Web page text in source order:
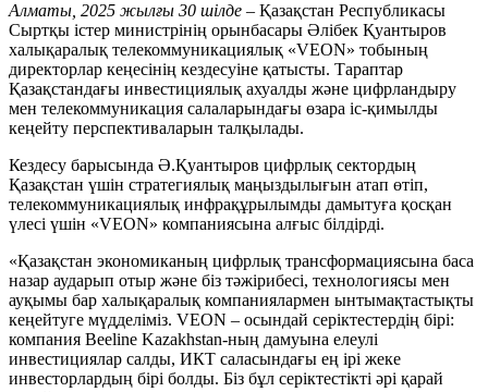
Алматы, 2025 жылғы 30 шілде – Қазақстан Республикасы
Сыртқы істер министрінің орынбасары Әлібек Қуантыров
халықаралық телекоммуникациялық «VEON» тобының
директорлар кеңесінің кездесуіне қатысты. Тараптар
Қазақстандағы инвестициялық ахуалды және цифрландыру
мен телекоммуникация салаларындағы өзара іс-қимылды
кеңейту перспективаларын талқылады.
Кездесу барысында Ә.Қуантыров цифрлық сектордың
Қазақстан үшін стратегиялық маңыздылығын атап өтіп,
телекоммуникациялық инфрақұрылымды дамытуға қосқан
үлесі үшін «VEON» компаниясына алғыс білдірді.
«Қазақстан экономиканың цифрлық трансформациясына баса
назар аударып отыр және біз тәжірибесі, технологиясы мен
ауқымы бар халықаралық компаниялармен ынтымақтастықты
кеңейтуге мүдделіміз. VEON – осындай серіктестердің бірі:
компания Beeline Kazakhstan-ның дамуына елеулі
инвестициялар салды, ИКТ саласындағы ең ірі жеке
инвесторлардың бірі болды. Біз бұл серіктестікті әрі қарай